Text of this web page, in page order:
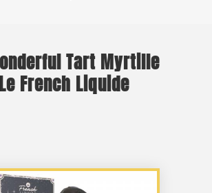
Tart Myrtille
French Liquide